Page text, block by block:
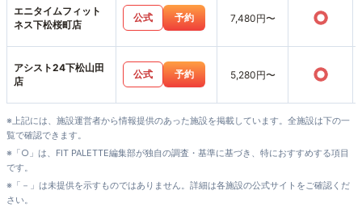
エニタイムフィット
ネス下松桜町店
公式 予約 7,480円〜 ○
アシスト24下松山田
店
公式 予約 5,280円〜 ○
※上記には、施設運営者から情報提供のあった施設を掲載しています。全施設は下の一
覧で確認できます。
※「○」は、FIT PALETTE編集部が独自の調査・基準に基づき、特におすすめする項目
です。
※「－」は未提供を示すものではありません。詳細は各施設の公式サイトをご確認くだ
さい。